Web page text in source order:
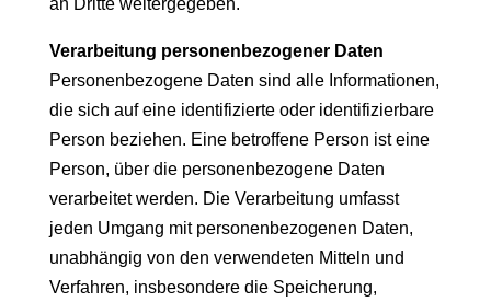
an Dritte weitergegeben.
Verarbeitung personenbezogener Daten
Personenbezogene Daten sind alle Informationen,
die sich auf eine identifizierte oder identifizierbare
Person beziehen. Eine betroffene Person ist eine
Person, über die personenbezogene Daten
verarbeitet werden. Die Verarbeitung umfasst
jeden Umgang mit personenbezogenen Daten,
unabhängig von den verwendeten Mitteln und
Verfahren, insbesondere die Speicherung,